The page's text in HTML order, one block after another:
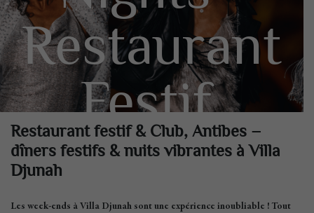
Restaurant
Festif,
Antibes
Restaurant festif & Club, Antibes –
dîners festifs & nuits vibrantes à Villa
Djunah
Les week-ends à Villa Djunah sont une expérience inoubliable ! Tout